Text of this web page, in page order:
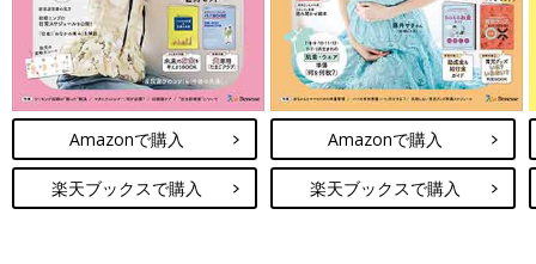
Amazonで購入
楽天ブックスで購入
Amazonで購入
楽天ブックスで購入